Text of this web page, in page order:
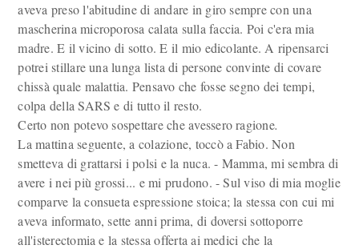
aveva preso l'abitudine di andare in giro sempre con una
mascherina microporosa calata sulla faccia. Poi c'era mia
madre. E il vicino di sotto. E il mio edicolante. A ripensarci
potrei stillare una lunga lista di persone convinte di covare
chissà quale malattia. Pensavo che fosse segno dei tempi,
colpa della SARS e di tutto il resto.
Certo non potevo sospettare che avessero ragione.
La mattina seguente, a colazione, toccò a Fabio. Non
smetteva di grattarsi i polsi e la nuca. - Mamma, mi sembra di
avere i nei più grossi... e mi prudono. - Sul viso di mia moglie
comparve la consueta espressione stoica; la stessa con cui mi
aveva informato, sette anni prima, di doversi sottoporre
all'isterectomia e la stessa offerta ai medici che la